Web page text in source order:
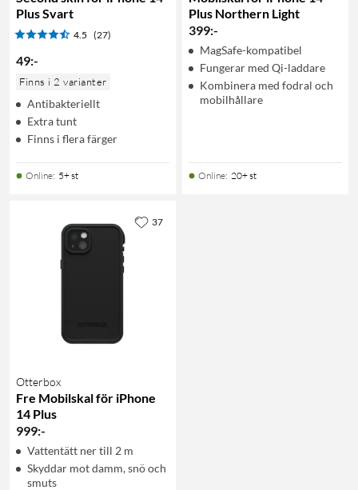
Plus Svart
4.5 (27)
49:-
Finns i 2 varianter
Antibakteriellt
Extra tunt
Finns i flera färger
Online: 5+ st
Plus Northern Light
399:-
MagSafe-kompatibel
Fungerar med Qi-laddare
Kombinera med fodral och
mobilhållare
Online: 20+ st
Otterbox
Fre Mobilskal för iPhone
14 Plus
999:-
Vattentätt ner till 2 m
Skyddar mot damm, snö och
smuts
37